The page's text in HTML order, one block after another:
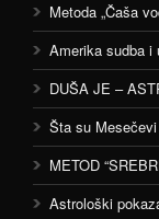
Metoda „Čaša
Amerika sudba i
DUŠA JE –
Šta su
METOD
Astrološki